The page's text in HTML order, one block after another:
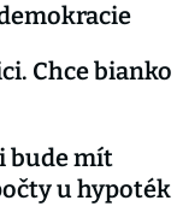
Chce bianko
bude mít
u hypoték